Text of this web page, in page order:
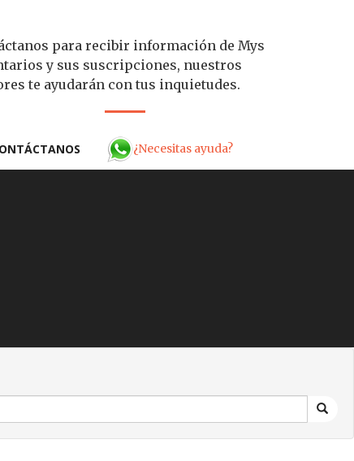
para recibir información de Mys
y sus suscripciones, nuestros
te ayudarán con tus inquietudes.
¿Necesitas ayuda?